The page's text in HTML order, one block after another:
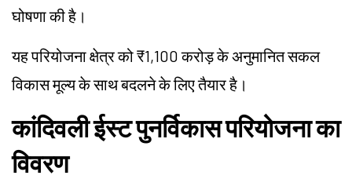
घोषणा की है।
यह परियोजना क्षेत्र को ₹1,100 करोड़ के अनुमानित सकल
विकास मूल्य के साथ बदलने के लिए तैयार है।
कांदिवली ईस्ट पुनर्विकास परियोजना का
विवरण